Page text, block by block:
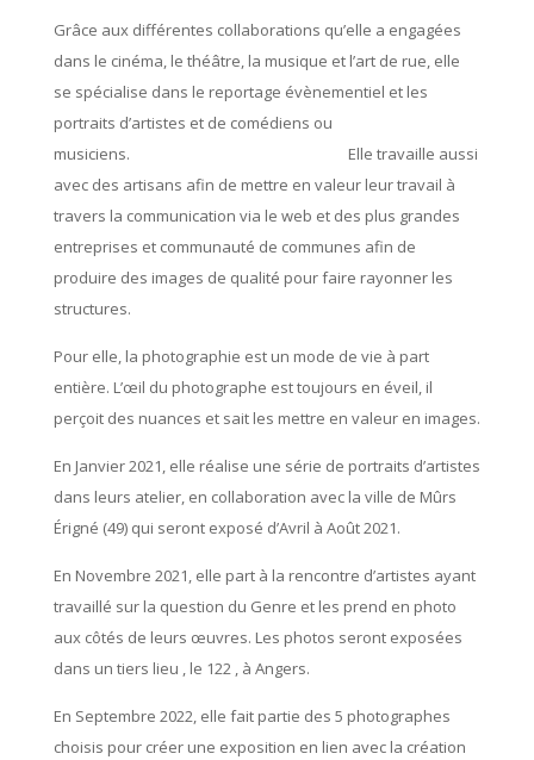
Grâce aux différentes collaborations qu’elle a engagées
dans le cinéma, le théâtre, la musique et l’art de rue, elle
se spécialise dans le reportage évènementiel et les
portraits d’artistes et de comédiens ou
musiciens. Elle travaille aussi
avec des artisans afin de mettre en valeur leur travail à
travers la communication via le web et des plus grandes
entreprises et communauté de communes afin de
produire des images de qualité pour faire rayonner les
structures.
Pour elle, la photographie est un mode de vie à part
entière. L’œil du photographe est toujours en éveil, il
perçoit des nuances et sait les mettre en valeur en images.
En Janvier 2021, elle réalise une série de portraits d’artistes
dans leurs atelier, en collaboration avec la ville de Mûrs
Érigné (49) qui seront exposé d’Avril à Août 2021.
En Novembre 2021, elle part à la rencontre d’artistes ayant
travaillé sur la question du Genre et les prend en photo
aux côtés de leurs œuvres. Les photos seront exposées
dans un tiers lieu , le 122 , à Angers.
En Septembre 2022, elle fait partie des 5 photographes
choisis pour créer une exposition en lien avec la création